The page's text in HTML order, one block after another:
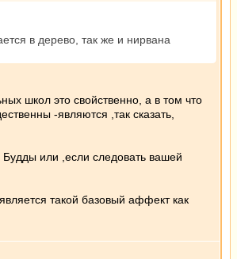
в дерево, так же и нирвана
школ это свойственно, а в том что
-являются ,так сказать,
Будды или ,если следовать вашей
такой базовый аффект как